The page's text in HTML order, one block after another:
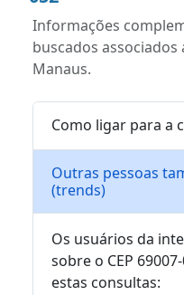
Informações
buscados associados
Manaus.
Como ligar para a
Outras pessoas
(trends)
Os usuários da
sobre o CEP
estas consultas: